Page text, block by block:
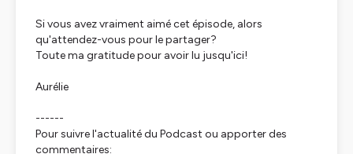
Si vous avez vraiment aimé cet épisode, alors
qu'attendez-vous pour le partager?
Toute ma gratitude pour avoir lu jusqu'ici!
Aurélie
------
Pour suivre l'actualité du Podcast ou apporter des
commentaires: